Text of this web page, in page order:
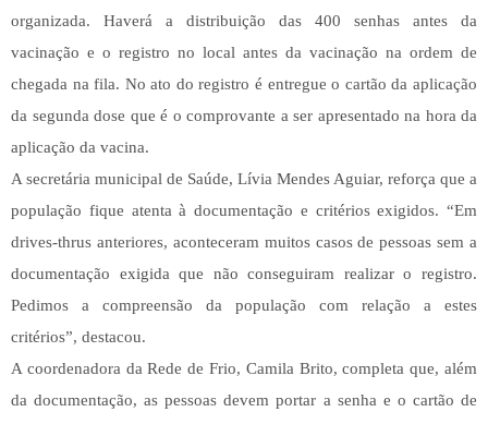
organizada. Haverá a distribuição das 400 senhas antes da
vacinação e o registro no local antes da vacinação na ordem de
chegada na fila. No ato do registro é entregue o cartão da aplicação
da segunda dose que é o comprovante a ser apresentado na hora da
aplicação da vacina.
A secretária municipal de Saúde, Lívia Mendes Aguiar, reforça que a
população fique atenta à documentação e critérios exigidos. “Em
drives-thrus anteriores, aconteceram muitos casos de pessoas sem a
documentação exigida que não conseguiram realizar o registro.
Pedimos a compreensão da população com relação a estes
critérios”, destacou.
A coordenadora da Rede de Frio, Camila Brito, completa que, além
da documentação, as pessoas devem portar a senha e o cartão de